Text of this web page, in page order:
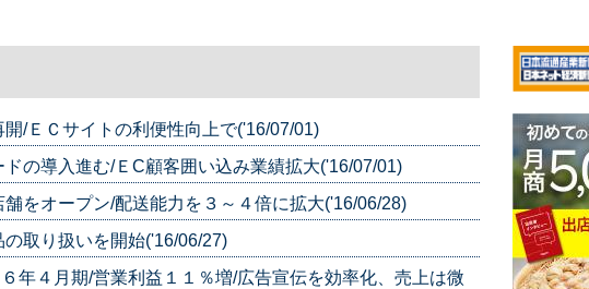
/ＥＣサイトの利便性向上で('16/07/01)
の導入進む/ＥC顧客囲い込み業績拡大('16/07/01)
をオープン/配送能力を３～４倍に拡大('16/06/28)
取り扱いを開始('16/06/27)
年４月期/営業利益１１％増/広告宣伝を効率化、売上は微